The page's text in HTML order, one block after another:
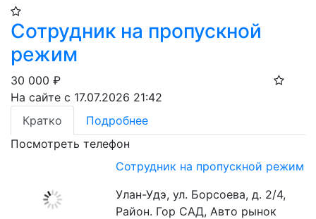
Сотрудник на пропускной
режим
30 000 ₽
На сайте с 17.07.2026 21:42
Кратко
Подробнее
Посмотреть телефон
Сотрудник на пропускной режим
Улан-Удэ, ул. Борсоева, д. 2/4,
Район. Гор САД, Авто рынок